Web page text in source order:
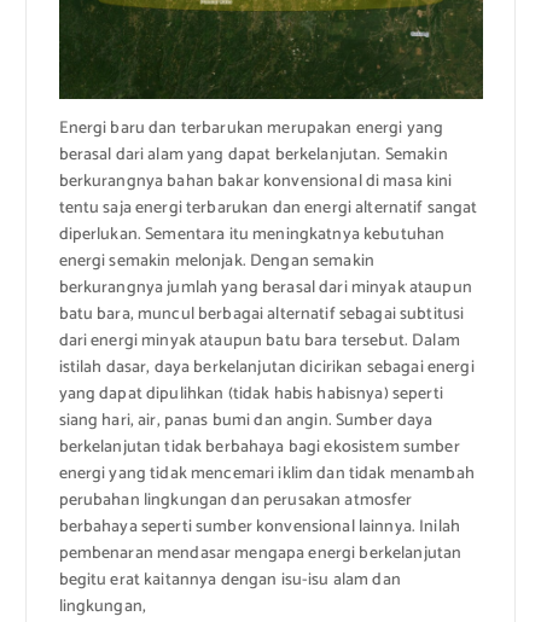
Energi baru dan terbarukan merupakan energi yang
berasal dari alam yang dapat berkelanjutan. Semakin
berkurangnya bahan bakar konvensional di masa kini
tentu saja energi terbarukan dan energi alternatif sangat
diperlukan. Sementara itu meningkatnya kebutuhan
energi semakin melonjak. Dengan semakin
berkurangnya jumlah yang berasal dari minyak ataupun
batu bara, muncul berbagai alternatif sebagai subtitusi
dari energi minyak ataupun batu bara tersebut. Dalam
istilah dasar, daya berkelanjutan dicirikan sebagai energi
yang dapat dipulihkan (tidak habis habisnya) seperti
siang hari, air, panas bumi dan angin. Sumber daya
berkelanjutan tidak berbahaya bagi ekosistem sumber
energi yang tidak mencemari iklim dan tidak menambah
perubahan lingkungan dan perusakan atmosfer
berbahaya seperti sumber konvensional lainnya. Inilah
pembenaran mendasar mengapa energi berkelanjutan
begitu erat kaitannya dengan isu-isu alam dan
lingkungan,